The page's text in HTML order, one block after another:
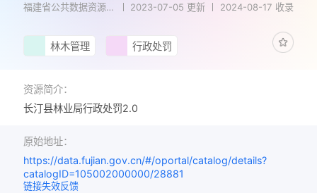
福建省公共数据资源统
2023-07-05 更新 2024-08-17 收录
林木管理 行政处罚
资源简介：
长汀县林业局行政处罚2.0
原始地址：
https://data.fujian.gov.cn/#/oportal/catalog/details?
catalogID=105002000000/28881
链接失效反馈